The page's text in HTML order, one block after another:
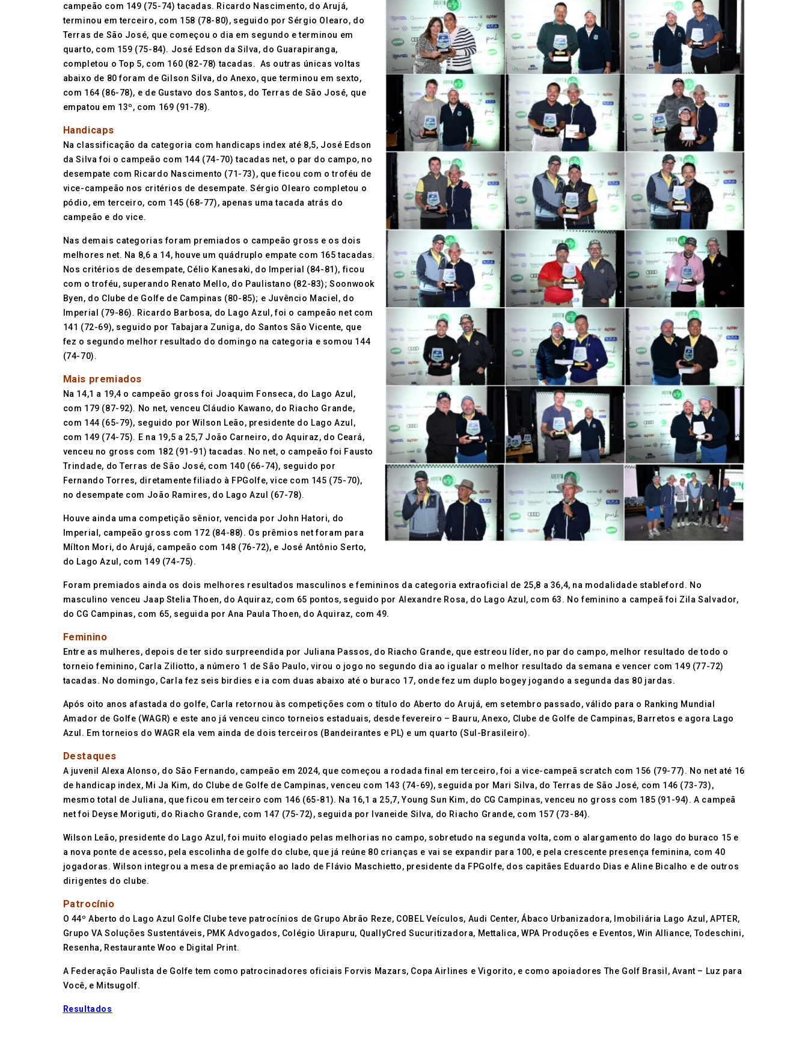
campeão com 149 (75-74) tacadas. Ricardo Nascimento, do Arujá,
terminou em terceiro, com 158 (78-80), seguido por Sérgio Olearo, do
Terras de São José, que começou o dia em segundo e terminou em
quarto, com 159 (75-84). José Edson da Silva, do Guarapiranga,
completou o Top 5, com 160 (82-78) tacadas. As outras únicas voltas
abaixo de 80 foram de Gilson Silva, do Anexo, que terminou em sexto,
com 164 (86-78), e de Gustavo dos Santos, do Terras de São José, que
empatou em 13º, com 169 (91-78).
Handicaps
Na classificação da categoria com handicaps index até 8,5, José Edson
da Silva foi o campeão com 144 (74-70) tacadas net, o par do campo, no
desempate com Ricardo Nascimento (71-73), que ficou com o troféu de
vice-campeão nos critérios de desempate. Sérgio Olearo completou o
pódio, em terceiro, com 145 (68-77), apenas uma tacada atrás do
campeão e do vice.
Nas demais categorias foram premiados o campeão gross e os dois
melhores net. Na 8,6 a 14, houve um quádruplo empate com 165 tacadas.
Nos critérios de desempate, Célio Kanesaki, do Imperial (84-81), ficou
com o troféu, superando Renato Mello, do Paulistano (82-83); Soonwook
Byen, do Clube de Golfe de Campinas (80-85); e Juvêncio Maciel, do
Imperial (79-86). Ricardo Barbosa, do Lago Azul, foi o campeão net com
141 (72-69), seguido por Tabajara Zuniga, do Santos São Vicente, que
fez o segundo melhor resultado do domingo na categoria e somou 144
(74-70).
Mais premiados
Na 14,1 a 19,4 o campeão gross foi Joaquim Fonseca, do Lago Azul,
com 179 (87-92). No net, venceu Cláudio Kawano, do Riacho Grande,
com 144 (65-79), seguido por Wilson Leão, presidente do Lago Azul,
com 149 (74-75). E na 19,5 a 25,7 João Carneiro, do Aquiraz, do Ceará,
venceu no gross com 182 (91-91) tacadas. No net, o campeão foi Fausto
Trindade, do Terras de São José, com 140 (66-74), seguido por
Fernando Torres, diretamente filiado à FPGolfe, vice com 145 (75-70),
no desempate com João Ramires, do Lago Azul (67-78).
Houve ainda uma competição sênior, vencida por John Hatori, do
Imperial, campeão gross com 172 (84-88). Os prêmios net foram para
Mílton Mori, do Arujá, campeão com 148 (76-72), e José Antônio Serto,
do Lago Azul, com 149 (74-75).
Foram premiados ainda os dois melhores resultados masculinos e femininos da categoria extraoficial de 25,8 a 36,4, na modalidade stableford. No
masculino venceu Jaap Stelia Thoen, do Aquiraz, com 65 pontos, seguido por Alexandre Rosa, do Lago Azul, com 63. No feminino a campeã foi Zila Salvador,
do CG Campinas, com 65, seguida por Ana Paula Thoen, do Aquiraz, com 49.
Feminino
Entre as mulheres, depois de ter sido surpreendida por Juliana Passos, do Riacho Grande, que estreou líder, no par do campo, melhor resultado de todo o
torneio feminino, Carla Ziliotto, a número 1 de São Paulo, virou o jogo no segundo dia ao igualar o melhor resultado da semana e vencer com 149 (77-72)
tacadas. No domingo, Carla fez seis birdies e ia com duas abaixo até o buraco 17, onde fez um duplo bogey jogando a segunda das 80 jardas.
Após oito anos afastada do golfe, Carla retornou às competições com o título do Aberto do Arujá, em setembro passado, válido para o Ranking Mundial
Amador de Golfe (WAGR) e este ano já venceu cinco torneios estaduais, desde fevereiro – Bauru, Anexo, Clube de Golfe de Campinas, Barretos e agora Lago
Azul. Em torneios do WAGR ela vem ainda de dois terceiros (Bandeirantes e PL) e um quarto (Sul-Brasileiro).
Destaques
A juvenil Alexa Alonso, do São Fernando, campeão em 2024, que começou a rodada final em terceiro, foi a vice-campeã scratch com 156 (79-77). No net até 16
de handicap index, Mi Ja Kim, do Clube de Golfe de Campinas, venceu com 143 (74-69), seguida por Mari Silva, do Terras de São José, com 146 (73-73),
mesmo total de Juliana, que ficou em terceiro com 146 (65-81). Na 16,1 a 25,7, Young Sun Kim, do CG Campinas, venceu no gross com 185 (91-94). A campeã
net foi Deyse Moriguti, do Riacho Grande, com 147 (75-72), seguida por Ivaneide Silva, do Riacho Grande, com 157 (73-84).
Wilson Leão, presidente do Lago Azul, foi muito elogiado pelas melhorias no campo, sobretudo na segunda volta, com o alargamento do lago do buraco 15 e
a nova ponte de acesso, pela escolinha de golfe do clube, que já reúne 80 crianças e vai se expandir para 100, e pela crescente presença feminina, com 40
jogadoras. Wilson integrou a mesa de premiação ao lado de Flávio Maschietto, presidente da FPGolfe, dos capitães Eduardo Dias e Aline Bicalho e de outros
dirigentes do clube.
Patrocínio
O 44º Aberto do Lago Azul Golfe Clube teve patrocínios de Grupo Abrão Reze, COBEL Veículos, Audi Center, Ábaco Urbanizadora, Imobiliária Lago Azul, APTER,
Grupo VA Soluções Sustentáveis, PMK Advogados, Colégio Uirapuru, QuallyCred Sucuritizadora, Mettalica, WPA Produções e Eventos, Win Alliance, Todeschini,
Resenha, Restaurante Woo e Digital Print.
A Federação Paulista de Golfe tem como patrocinadores oficiais Forvis Mazars, Copa Airlines e Vigorito, e como apoiadores The Golf Brasil, Avant – Luz para
Você, e Mitsugolf.
Resultados